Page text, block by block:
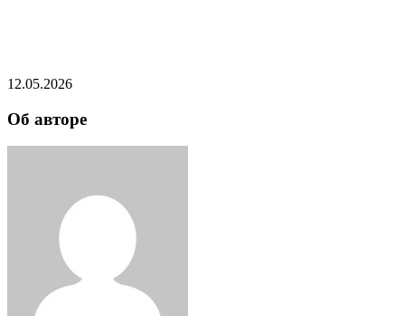
12.05.2026
Об авторе